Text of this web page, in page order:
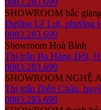
0983.283.699
SHOWROOM bắc giang
Đường Lê Lợi, phường
0983.283.699
Showroom Hoà Bình
Thị trấn Ba Hàng Đồi,
0983.283.699
SHOWROOM NGHỆ
Thị trấn Diễn Châu,
0983.283.699